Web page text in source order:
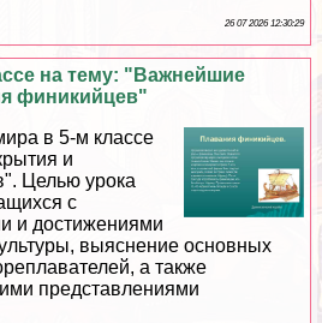
26 07 2026 12:30:29
на тему: "Важнейшие
финикийцев"
в 5-м классе
и
Целью урока
с
и достижениями
выяснение основных
а также
представлениями